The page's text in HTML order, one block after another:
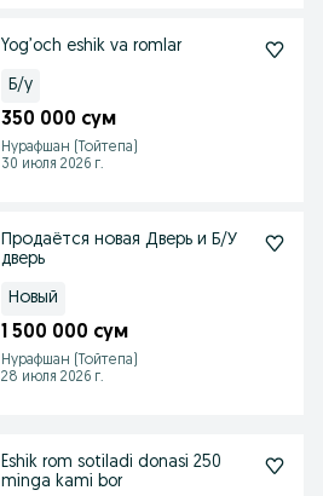
Yog’och eshik va romlar
Б/у
350 000 сум
Нурафшан (Тойтепа)
30 июля 2026 г.
Продаётся новая Дверь и Б/У
дверь
Новый
1 500 000 сум
Нурафшан (Тойтепа)
28 июля 2026 г.
Eshik rom sotiladi donasi 250
minga kami bor